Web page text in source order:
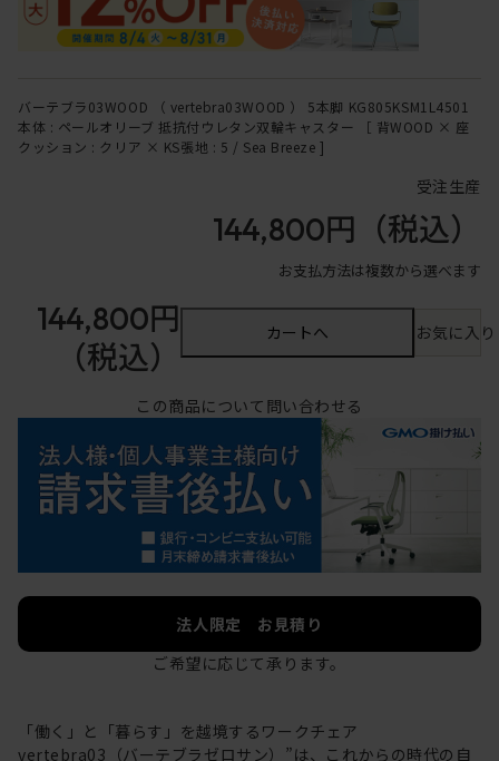
バーテブラ03WOOD （ vertebra03WOOD ） 5本脚 KG805KSM1L4501
本体 : ペールオリーブ 抵抗付ウレタン双輪キャスター ［ 背WOOD × 座
クッション : クリア × KS張地 : 5 / Sea Breeze ]
受注生産
144,800円 （税込）
お支払方法は複数から選べます
144,800円
（税込）
カートへ お気に入
この商品について問い合わせる
法人限定 お見積り
ご希望に応じて承ります。
「働く」と「暮らす」を越境するワークチェア
vertebra03（バーテブラゼロサン）”は、これからの時代の自